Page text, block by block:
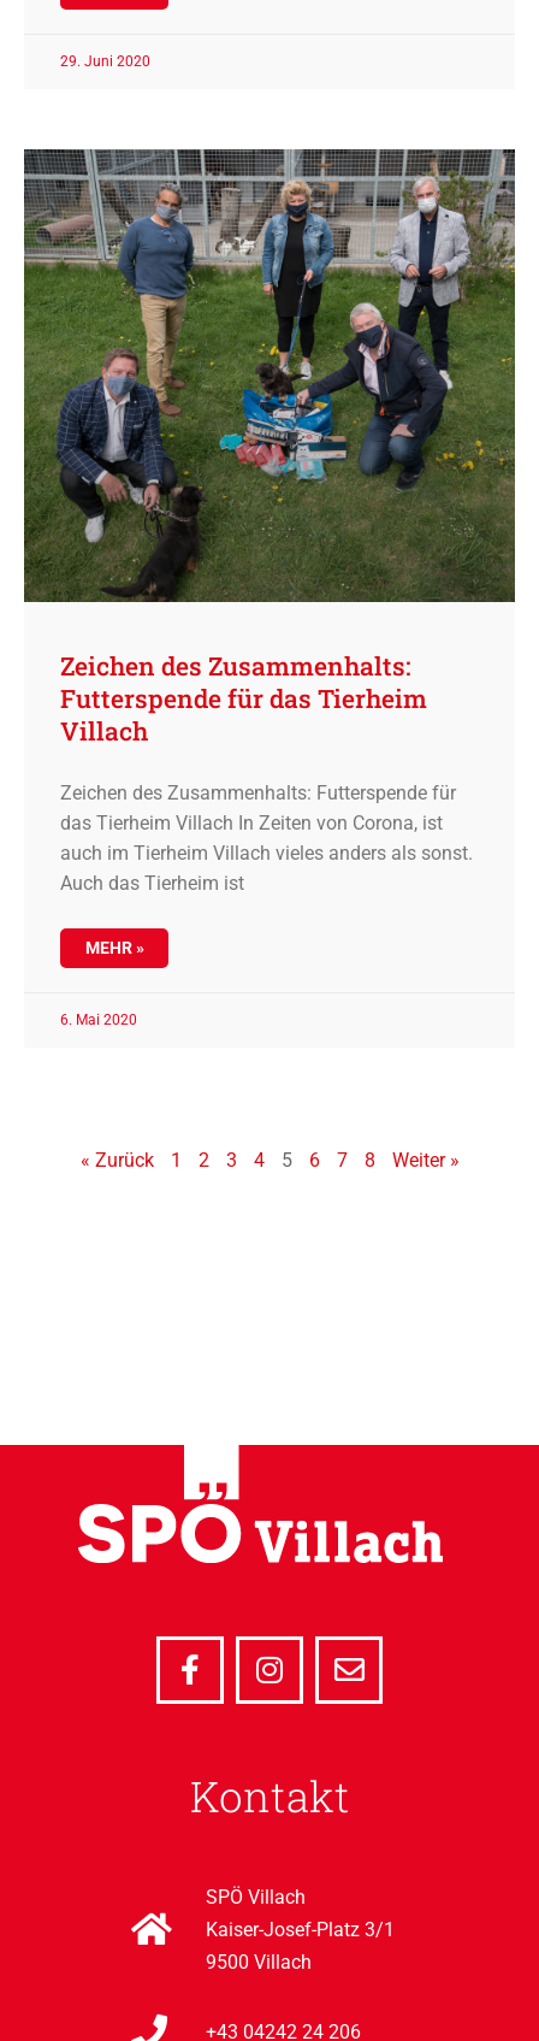
29. Juni 2020
Zeichen des Zusammenhalts:
Futterspende für das Tierheim
Villach
Zeichen des Zusammenhalts: Futterspende für
das Tierheim Villach In Zeiten von Corona, ist
auch im Tierheim Villach vieles anders als sonst.
Auch das Tierheim ist
MEHR »
6. Mai 2020
« Zurück 1 2 3 4 5 6 7 8 Weiter »
Kontakt
SPÖ Villach
Kaiser-Josef-Platz 3/1
9500 Villach
+43 04242 24 206